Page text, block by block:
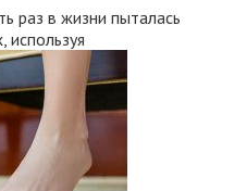
раз в жизни пыталась